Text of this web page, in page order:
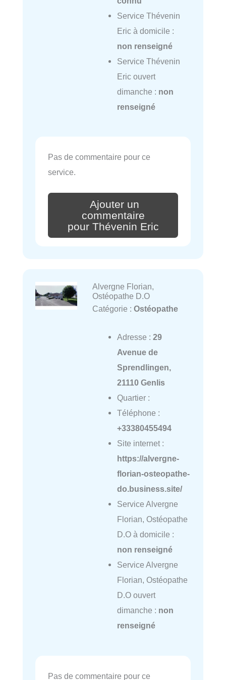
Service Thévenin
Eric à domicile :
non renseigné
Service Thévenin
Eric ouvert
dimanche : non
renseigné
Pas de commentaire pour ce
service.
Ajouter un
commentaire
pour Thévenin Eric
Alvergne Florian,
Ostéopathe D.O
Catégorie : Ostéopathe
Adresse : 29
Avenue de
Sprendlingen,
21110 Genlis
Quartier :
Téléphone :
+33380455494
Site internet :
https://alvergne-
florian-osteopathe-
do.business.site/
Service Alvergne
Florian, Ostéopathe
D.O à domicile :
non renseigné
Service Alvergne
Florian, Ostéopathe
D.O ouvert
dimanche : non
renseigné
Pas de commentaire pour ce